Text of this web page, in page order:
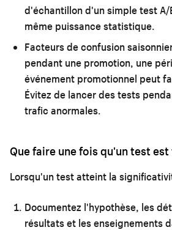
d'échantillon d'un simple test
même puissance statistique.
Facteurs de confusion
pendant une promotion, une
événement promotionnel peut
Évitez de lancer des tests
trafic anormales.
Que faire une fois qu'un test
Lorsqu'un test atteint la
Documentez l'hypothèse, les
résultats et les enseignements